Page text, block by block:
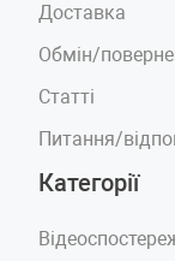
Категорії
Доставка
Обмін/
Статті
Питання/